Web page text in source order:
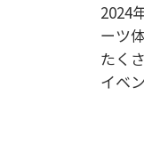
2024
ーツ
たく
イベ